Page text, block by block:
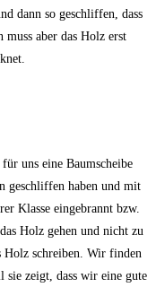
dann so geschliffen, dass
muss aber das Holz erst
uns eine Baumscheibe
geschliffen haben und mit
Klasse eingebrannt bzw.
Holz gehen und nicht zu
Holz schreiben. Wir finden
sie zeigt, dass wir eine gute